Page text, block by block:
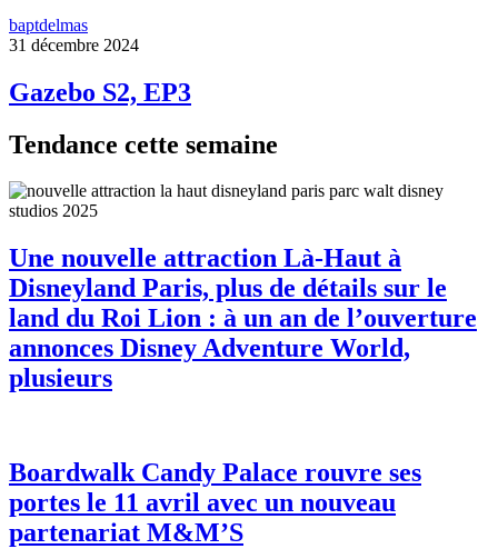
baptdelmas
31 décembre 2024
Gazebo S2, EP3
Tendance cette semaine
Une nouvelle attraction Là-Haut à
Disneyland Paris, plus de détails sur le
land du Roi Lion : à un an de l’ouverture
annonces Disney Adventure World,
plusieurs
Boardwalk Candy Palace rouvre ses
portes le 11 avril avec un nouveau
partenariat M&M’S